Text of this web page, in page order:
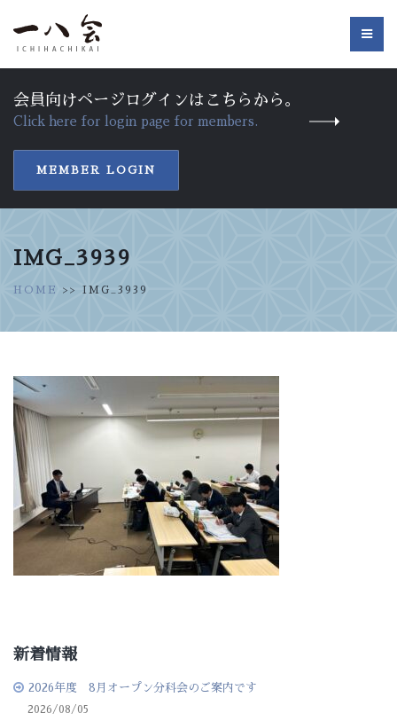
会員向けページログインはこちらから。
Click here for login page for members.
MEMBER LOGIN
IMG_3939
HOME >> IMG_3939
新着情報
2026年度 8月オープン分科会のご案内です
2026/08/05